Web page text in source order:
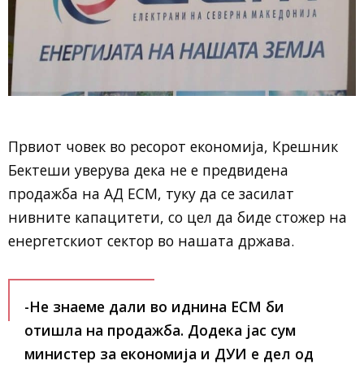
Првиот човек во ресорот економија, Крешник
Бектеши уверува дека не е предвидена
продажба на АД ЕСМ, туку да се засилат
нивните капацитети, со цел да биде стожер на
енергетскиот сектор во нашата држава.
-Не знаеме дали во иднина ЕСМ би
отишла на продажба. Додека јас сум
министер за економија и ДУИ е дел од